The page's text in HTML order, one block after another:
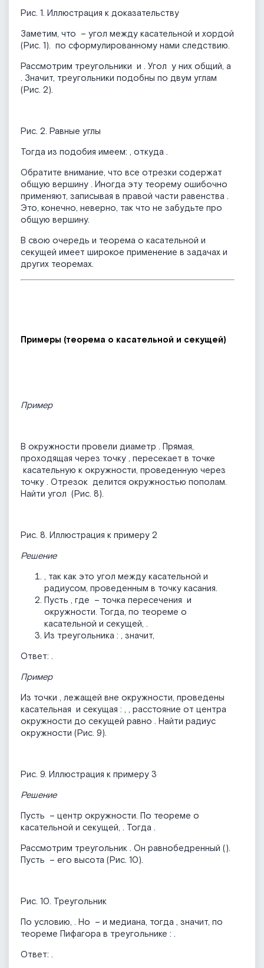
Рис. 1. Иллюстрация к доказательству
Заметим, что – угол между касательной и хордой
(Рис. 1). по сформулированному нами следствию.
Рассмотрим треугольники и . Угол у них общий, а
. Значит, треугольники подобны по двум углам
(Рис. 2).
Рис. 2. Равные углы
Тогда из подобия имеем: , откуда .
Обратите внимание, что все отрезки содержат
общую вершину . Иногда эту теорему ошибочно
применяют, записывая в правой части равенства .
Это, конечно, неверно, так что не забудьте про
общую вершину.
В свою очередь и теорема о касательной и
секущей имеет широкое применение в задачах и
других теоремах.
Примеры (теорема о касательной и секущей)
Пример
В окружности провели диаметр . Прямая,
проходящая через точку , пересекает в точке
касательную к окружности, проведенную через
точку . Отрезок делится окружностью пополам.
Найти угол (Рис. 8).
Рис. 8. Иллюстрация к примеру 2
Решение
, так как это угол между касательной и
радиусом, проведенным в точку касания.
Пусть , где – точка пересечения и
окружности. Тогда, по теореме о
касательной и секущей, .
Из треугольника : , значит,
Ответ: .
Пример
Из точки , лежащей вне окружности, проведены
касательная и секущая : , , расстояние от центра
окружности до секущей равно . Найти радиус
окружности (Рис. 9).
Рис. 9. Иллюстрация к примеру 3
Решение
Пусть – центр окружности. По теореме о
касательной и секущей, . Тогда .
Рассмотрим треугольник . Он равнобедренный ().
Пусть – его высота (Рис. 10).
Рис. 10. Треугольник
По условию, . Но – и медиана, тогда , значит, по
теореме Пифагора в треугольнике : .
Ответ: .